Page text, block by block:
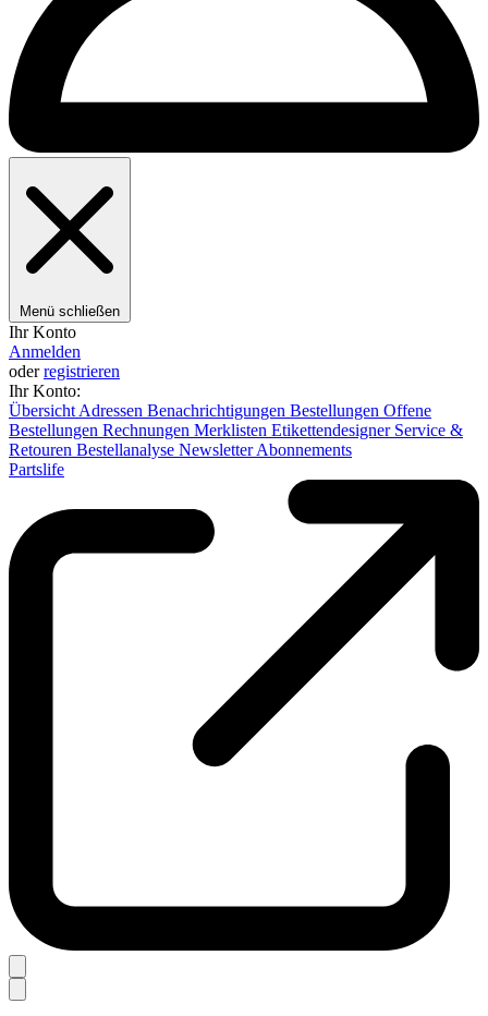
Menü schließen
Ihr Konto
Anmelden
oderregistrieren
Ihr Konto:
Übersicht Adressen Benachrichtigungen Bestellungen Offene
Bestellungen Rechnungen Merklisten Etikettendesigner Service &
Retouren Bestellanalyse NewsletterAbonnements
Partslife